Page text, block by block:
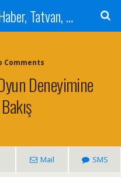
Ajans13.com - Bitlis Haber, Tatvan, Ahlat, Adilcevaz, Mutki, Hizan, Güroymak, Gazete, Ajans, 13, Haber
Comments
Deneyimine
Mail SMS